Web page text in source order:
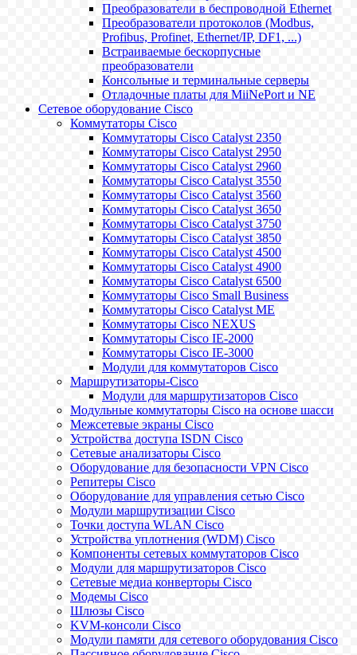
Преобразователи в беспроводной Ethernet
Преобразователи протоколов (Modbus,
Profibus, Profinet, Ethernet/IP, DF1, ...)
Встраиваемые бескорпусные
преобразователи
Консольные и терминальные серверы
Отладочные платы для MiiNePort и NE
Сетевое оборудование Cisco
Коммутаторы Cisco
Коммутаторы Cisco Catalyst 2350
Коммутаторы Cisco Catalyst 2950
Коммутаторы Cisco Catalyst 2960
Коммутаторы Cisco Catalyst 3550
Коммутаторы Cisco Catalyst 3560
Коммутаторы Cisco Catalyst 3650
Коммутаторы Cisco Catalyst 3750
Коммутаторы Cisco Catalyst 3850
Коммутаторы Cisco Catalyst 4500
Коммутаторы Cisco Catalyst 4900
Коммутаторы Cisco Catalyst 6500
Коммутаторы Cisco Small Business
Коммутаторы Cisco Catalyst ME
Коммутаторы Cisco NEXUS
Коммутаторы Cisco IE-2000
Коммутаторы Cisco IE-3000
Модули для коммутаторов Cisco
Маршрутизаторы-Cisco
Модули для маршрутизаторов Cisco
Модульные коммутаторы Cisco на основе шасси
Межсетевые экраны Cisco
Устройства доступа ISDN Cisco
Сетевые анализаторы Cisco
Оборудование для безопасности VPN Cisco
Репитеры Cisco
Оборудование для управления сетью Cisco
Модули маршрутизации Cisco
Точки доступа WLAN Cisco
Устройства уплотнения (WDM) Cisco
Компоненты сетевых коммутаторов Cisco
Модули для маршрутизаторов Cisco
Сетевые медиа конверторы Cisco
Модемы Cisco
Шлюзы Cisco
KVM-консоли Cisco
Модули памяти для сетевого оборудования Cisco